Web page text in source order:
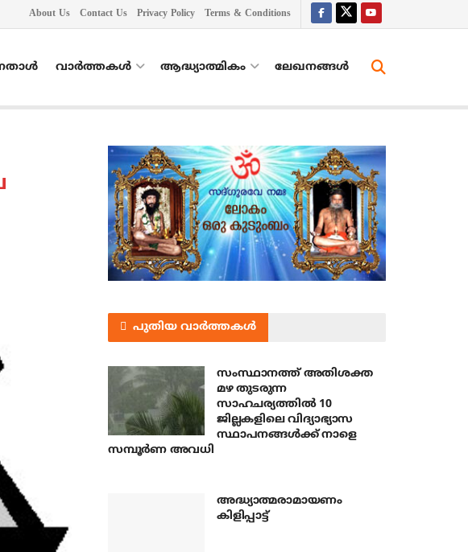
About Us Contact Us Privacy Policy Terms & Conditions
വാർത്തകൾ ആദ്ധ്യാത്മികം ലേഖനങ്ങള്‍
പുതിയ വാർത്തകൾ
സംസ്ഥാനത്ത് അതിശക്ത
മഴ തുടരുന്ന
സാഹചര്യത്തിൽ 10
ജില്ലകളിലെ വിദ്യാഭ്യാസ
സ്ഥാപനങ്ങൾക്ക് നാളെ
സമ്പൂർണ അവധി
അദ്ധ്യാത്മരാമായണം
കിളിപ്പാട്ട്